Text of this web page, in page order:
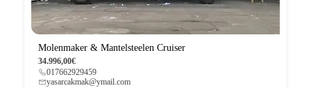
Molenmaker & Mantelsteelen Cruiser
34.996,00€
017662929459
yasarcakmak@ymail.com